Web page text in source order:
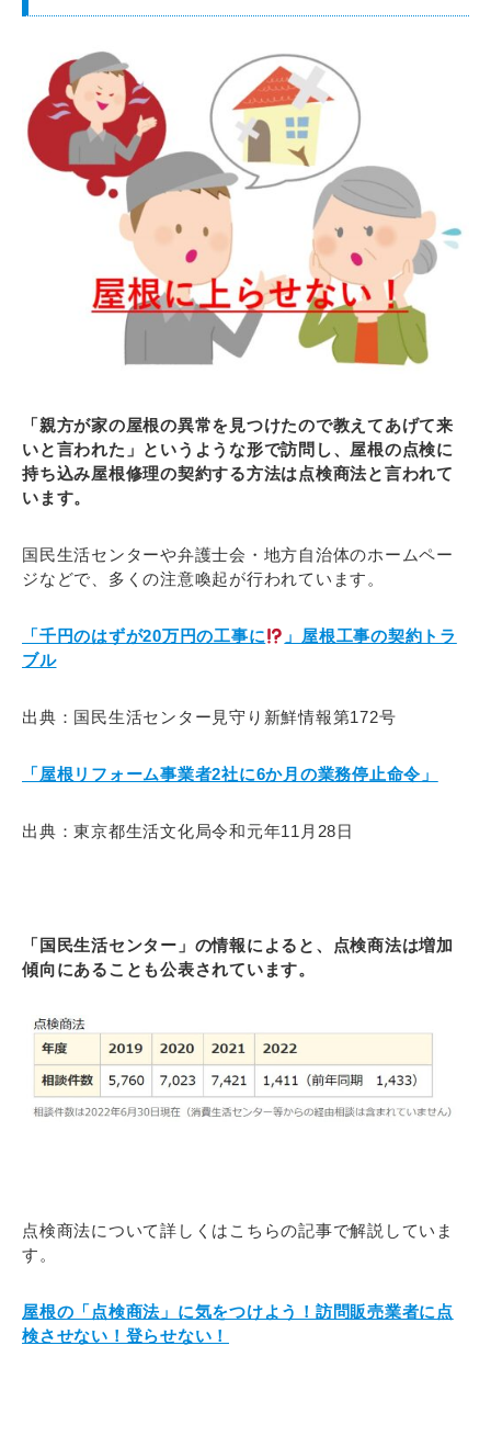
「親方が家の屋根の異常を見つけたので教えてあげて来
いと言われた」というような形で訪問し、屋根の点検に
持ち込み屋根修理の契約する方法は点検商法と言われて
います。
国民生活センターや弁護士会・地方自治体のホームペー
ジなどで、多くの注意喚起が行われています。
「千円のはずが20万円の工事に
」屋根工事の契約トラ
ブル
出典：国民生活センター見守り新鮮情報第172号
「屋根リフォーム事業者2社に6か月の業務停止命令」
出典：東京都生活文化局令和元年11月28日
「国民生活センター」の情報によると、点検商法は増加
傾向にあることも公表されています。
点検商法について詳しくはこちらの記事で解説していま
す。
屋根の「点検商法」に気をつけよう！訪問販売業者に点
検させない！登らせない！